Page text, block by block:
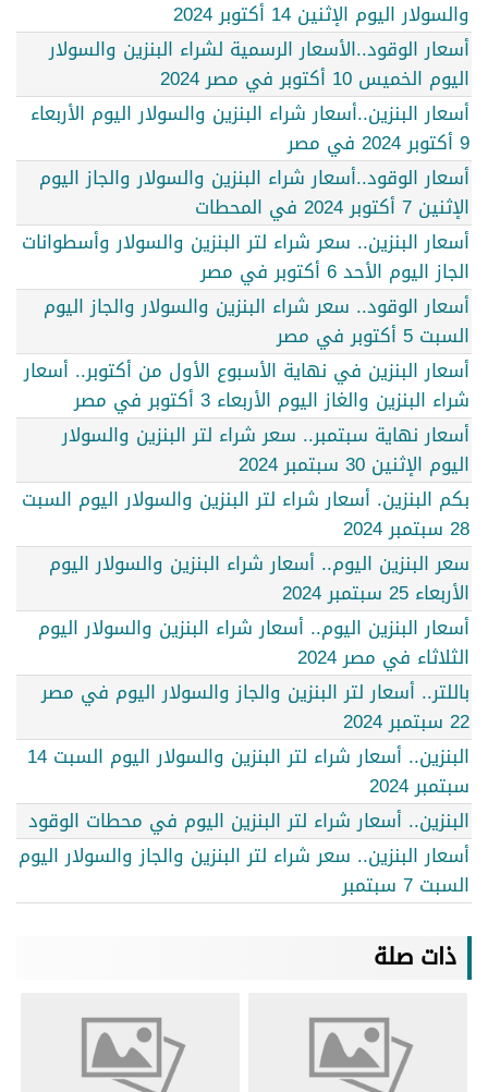
والسولار اليوم الإثنين 14 أكتوبر 2024
أسعار الوقود..الأسعار الرسمية لشراء البنزين والسولار
اليوم الخميس 10 أكتوبر في مصر 2024
أسعار البنزين..أسعار شراء البنزين والسولار اليوم الأربعاء
9 أكتوبر 2024 في مصر
أسعار الوقود..أسعار شراء البنزين والسولار والجاز اليوم
الإثنين 7 أكتوبر 2024 في المحطات
أسعار البنزين.. سعر شراء لتر البنزين والسولار وأسطوانات
الجاز اليوم الأحد 6 أكتوبر في مصر
أسعار الوقود.. سعر شراء البنزين والسولار والجاز اليوم
السبت 5 أكتوبر في مصر
أسعار البنزين في نهاية الأسبوع الأول من أكتوبر.. أسعار
شراء البنزين والغاز اليوم الأربعاء 3 أكتوبر في مصر
أسعار نهاية سبتمبر.. سعر شراء لتر البنزين والسولار
اليوم الإثنين 30 سبتمبر 2024
بكم البنزين. أسعار شراء لتر البنزين والسولار اليوم السبت
28 سبتمبر 2024
سعر البنزين اليوم.. أسعار شراء البنزين والسولار اليوم
الأربعاء 25 سبتمبر 2024
أسعار البنزين اليوم.. أسعار شراء البنزين والسولار اليوم
الثلاثاء في مصر 2024
باللتر.. أسعار لتر البنزين والجاز والسولار اليوم في مصر
22 سبتمبر 2024
البنزين.. أسعار شراء لتر البنزين والسولار اليوم السبت 14
سبتمبر 2024
البنزين.. أسعار شراء لتر البنزين اليوم في محطات الوقود
أسعار البنزين.. سعر شراء لتر البنزين والجاز والسولار اليوم
السبت 7 سبتمبر
ذات صلة